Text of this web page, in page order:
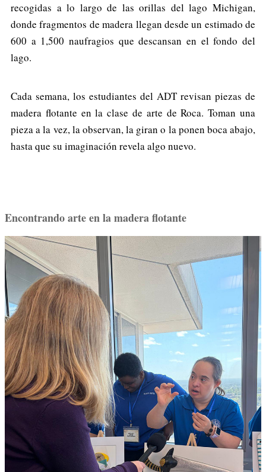
recogidas a lo largo de las orillas del lago Michigan,
donde fragmentos de madera llegan desde un estimado de
600 a 1,500 naufragios que descansan en el fondo del
lago.
Cada semana, los estudiantes del ADT revisan piezas de
madera flotante en la clase de arte de Roca. Toman una
pieza a la vez, la observan, la giran o la ponen boca abajo,
hasta que su imaginación revela algo nuevo.
Encontrando arte en la madera flotante